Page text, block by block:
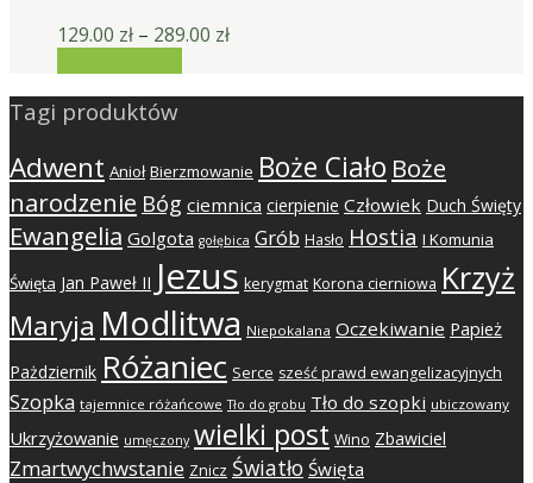
129.00 zł – 289.00 zł
Tagi produktów
Adwent Anioł Bierzmowanie Boże Ciało Boże
narodzenie Bóg ciemnica cierpienie Człowiek Duch Święty
Ewangelia Golgota gołębica Grób Hasło Hostia I Komunia
Święta Jan Paweł II Jezus kerygmat Korona cierniowa Krzyż
Maryja Modlitwa Niepokalana Oczekiwanie Papież
Pażdziernik Różaniec Serce sześć prawd ewangelizacyjnych
Szopka tajemnice różańcowe Tło do grobu Tło do szopki ubiczowany
Ukrzyżowanie umęczony wielki post Wino Zbawiciel
Zmartwychwstanie Znicz Światło Święta